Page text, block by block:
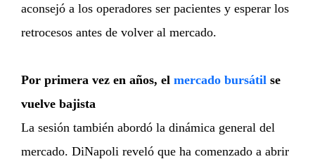
aconsejó a los operadores ser pacientes y esperar los
retrocesos antes de volver al mercado.
Por primera vez en años, elmercado bursátil se
vuelve bajista
La sesión también abordó la dinámica general del
mercado. DiNapoli reveló que ha comenzado a abrir